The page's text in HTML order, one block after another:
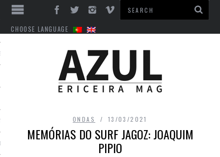
CHOOSE LANGUAGE
ONDAS 13/03/2021
MEMÓRIAS DO SURF JAGOZ: JOAQUIM
PIPIO